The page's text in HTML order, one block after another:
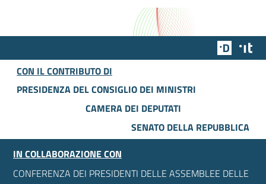
Team
CON IL CONTRIBUTO DI
PRESIDENZA DEL CONSIGLIO DEI MINISTRI
CAMERA DEI DEPUTATI
SENATO DELLA REPUBBLICA
IN COLLABORAZIONE CON
CONFERENZA DEI PRESIDENTI DELLE ASSEMBLEE DELLE